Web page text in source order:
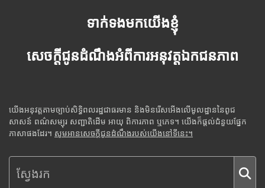
ទាក់ទងមកយើងខ្ញុំ
សេចក្តីជូនដំណឹងអំពីការអនុវត្តឯកជនភាព
យើងអនុវត្តតាមច្បាប់សិទ្ធិពលរដ្ឋជាធរមាន និងមិនរើសអើងលើមូលដ្ឋាននៃពូជ
សាសន៍ ពណ៌សម្បុរ សញ្ជាតិដើម អាយុ ពិការភាព ឬភេទ។ យើងក៏ផ្តល់ជំនួយផ្នែក
ភាសាផងដែរ។ សូមអានសេចក្តីជូនដំណឹងរបស់យើងនៅទីនេះ។